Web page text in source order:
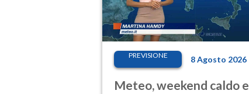
PREVISIONE 8 Agosto 2026
Meteo, weekend caldo e